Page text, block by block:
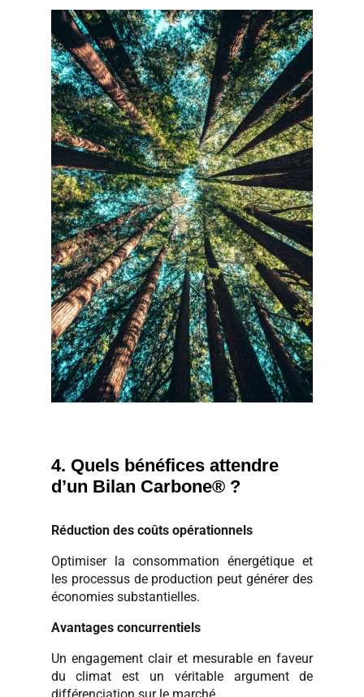
4. Quels bénéfices attendre
d’un Bilan Carbone® ?
Réduction des coûts opérationnels
Optimiser la consommation énergétique et
les processus de production peut générer des
économies substantielles.
Avantages concurrentiels
Un engagement clair et mesurable en faveur
du climat est un véritable argument de
différenciation sur le marché.